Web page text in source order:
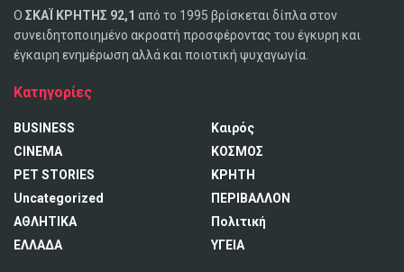
Ο ΣΚΑΪ ΚΡΗΤΗΣ 92,1 από το 1995 βρίσκεται δίπλα στον
συνειδητοποιημένο ακροατή προσφέροντας του έγκυρη και
έγκαιρη ενημέρωση αλλά και ποιοτική ψυχαγωγία.
Κατηγορίες
BUSINESS
CINEMA
PET STORIES
Uncategorized
ΑΘΛΗΤΙΚΑ
ΕΛΛΑΔΑ
Καιρός
ΚΟΣΜΟΣ
ΚΡΗΤΗ
ΠΕΡΙΒΑΛΛΟΝ
Πολιτική
ΥΓΕΙΑ